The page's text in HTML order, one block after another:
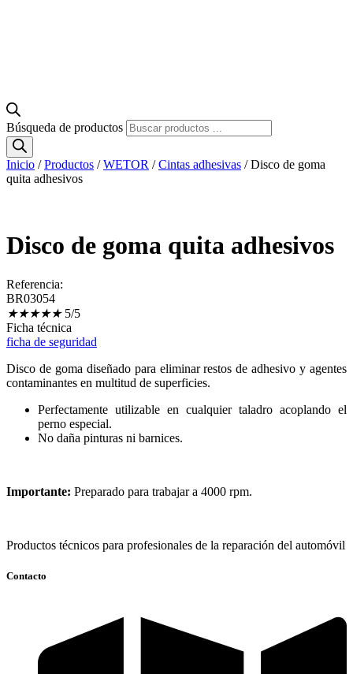
Búsqueda de productos
Inicio /Productos /WETOR /Cintas adhesivas / Disco de goma
quita adhesivos
Disco de goma quita adhesivos
Referencia:
BR03054
★★★★★ 5/5
Ficha técnica
ficha de seguridad
Disco de goma diseñado para eliminar restos de adhesivo y agentes
contaminantes en multitud de superficies.
Perfectamente utilizable en cualquier taladro acoplando el
perno especial.
No daña pinturas ni barnices.
Importante: Preparado para trabajar a 4000 rpm.
Productos técnicos para profesionales de la reparación del automóvil
Contacto